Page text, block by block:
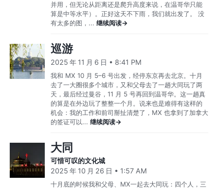
并用，但无论从距离还是爬升高度来说，在温哥华只能
算是中等水平）。正好这天不下雨，我们就出发了。 没
有太多的图，... 继续阅读→
巡游
2025 年 11 月 6 日 • 8:41 PM
我和 MX 10 月 5–6 号出发，经停东京再去北京。十月
去了一大圈很多个城市，又和父母去了一趟大同玩了两
天，最后经过曼谷，11 月 5 号再回到温哥华。这一趟真
的算是在外边玩了整整一个月。说来也是难得有这样的
机会：我的工作和前司掰扯清楚了，MX 也拿到了加拿大
的签证可以... 继续阅读→
大同
可惜可叹的文化城
2025 年 10 月 26 日 • 1:57 AM
十月底的时候我和父母、MX一起去大同玩：四个人，三